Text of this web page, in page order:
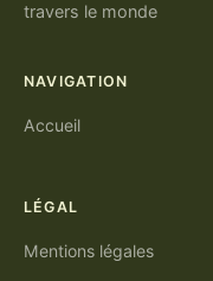
travers le monde
NAVIGATION
Accueil
LÉGAL
Mentions légales